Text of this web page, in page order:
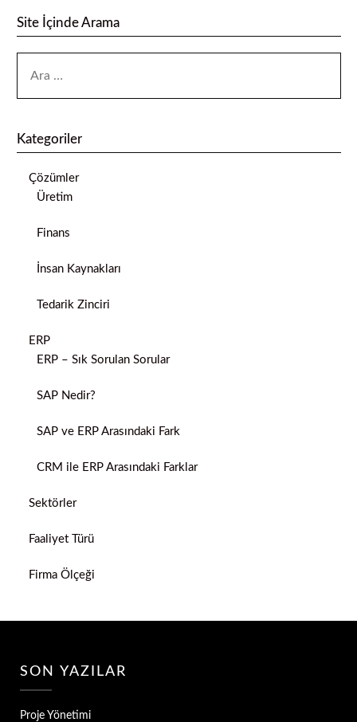
Site İçinde Arama
Kategoriler
Çözümler
Üretim
Finans
İnsan Kaynakları
Tedarik Zinciri
ERP
ERP – Sık Sorulan Sorular
SAP Nedir?
SAP ve ERP Arasındaki Fark
CRM ile ERP Arasındaki Farklar
Sektörler
Faaliyet Türü
Firma Ölçeği
SON YAZILAR
Proje Yönetimi